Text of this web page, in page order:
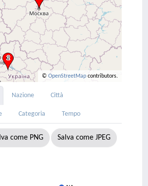
© OpenStreetMap contributors.
Nazione Città
Categoria Tempo
come PNG Salva come JPEG